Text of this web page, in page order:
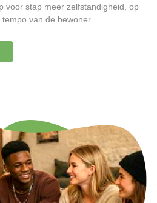
voor stap meer zelfstandigheid, op
van de bewoner.